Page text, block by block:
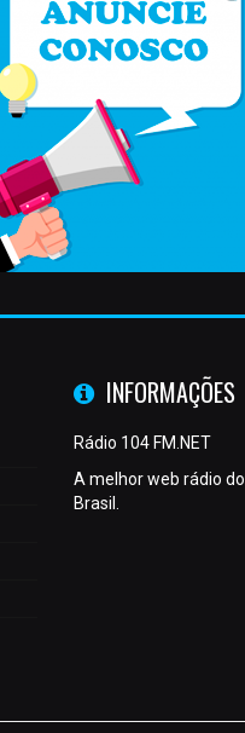
INFORMAÇÕES
Rádio 104 FM.NET
A melhor web rádio do
Brasil.